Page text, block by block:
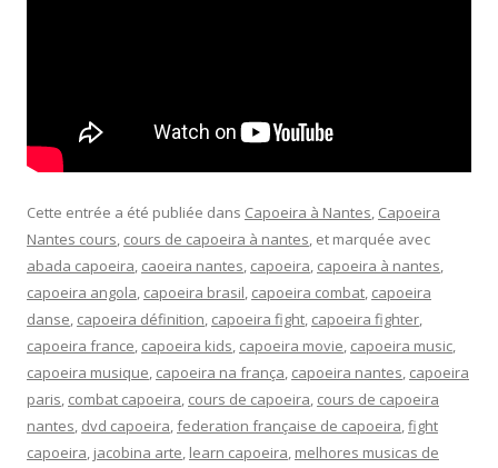
Cette entrée a été publiée dans Capoeira à Nantes, Capoeira
Nantes cours, cours de capoeira à nantes, et marquée avec
abada capoeira, caoeira nantes, capoeira, capoeira à nantes,
capoeira angola, capoeira brasil, capoeira combat, capoeira
danse, capoeira définition, capoeira fight, capoeira fighter,
capoeira france, capoeira kids, capoeira movie, capoeira music,
capoeira musique, capoeira na frança, capoeira nantes, capoeira
paris, combat capoeira, cours de capoeira, cours de capoeira
nantes, dvd capoeira,federation française de capoeira,fight
capoeira, jacobina arte, learn capoeira, melhores musicas de